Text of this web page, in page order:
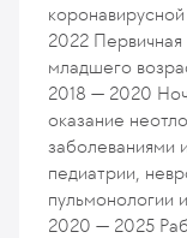
2022
младшего
2018 — 2020
оказание
заболеваниями
педиатрии,
пульмонологии
2020 — 2025